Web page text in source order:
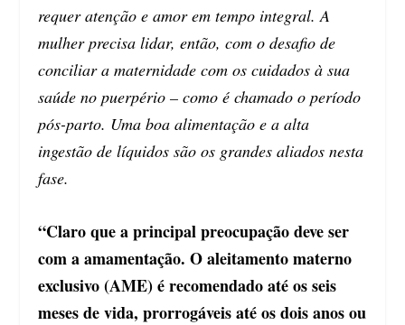
requer atenção e amor em tempo integral. A
mulher precisa lidar, então, com o desafio de
conciliar a maternidade com os cuidados à sua
saúde no puerpério – como é chamado o período
pós-parto. Uma boa alimentação e a alta
ingestão de líquidos são os grandes aliados nesta
fase.
“Claro que a principal preocupação deve ser
com a amamentação. O aleitamento materno
exclusivo (AME) é recomendado até os seis
meses de vida, prorrogáveis até os dois anos ou